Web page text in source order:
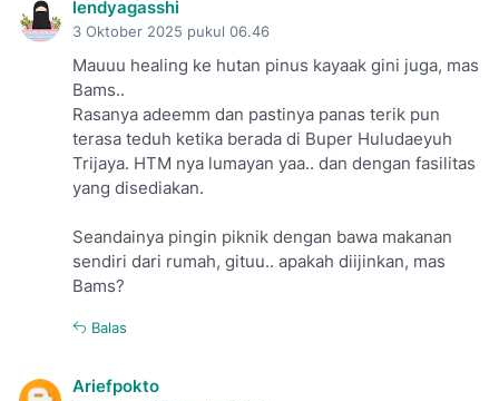
lendyagasshi
3 Oktober 2025 pukul 06.46
Mauuu healing ke hutan pinus kayaak gini juga, mas
Bams..
Rasanya adeemm dan pastinya panas terik pun
terasa teduh ketika berada di Buper Huludaeyuh
Trijaya. HTM nya lumayan yaa.. dan dengan fasilitas
yang disediakan.
Seandainya pingin piknik dengan bawa makanan
sendiri dari rumah, gituu.. apakah diijinkan, mas
Bams?
Balas
Ariefpokto